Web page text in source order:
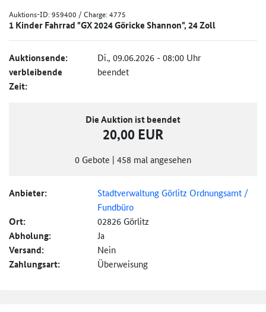
Auktions-ID:959400 / Charge: 4775
1 Kinder Fahrrad "GX 2024 Göricke Shannon", 24 Zoll
Auktionsende: Di., 09.06.2026 - 08:00 Uhr
verbleibende
Zeit:
beendet
Die Auktion ist beendet
20,00 EUR
0 Gebote | 458 mal angesehen
Anbieter:
Stadtverwaltung Görlitz Ordnungsamt /
Fundbüro
Ort: 02826 Görlitz
Abholung: Ja
Versand: Nein
Zahlungsart: Überweisung